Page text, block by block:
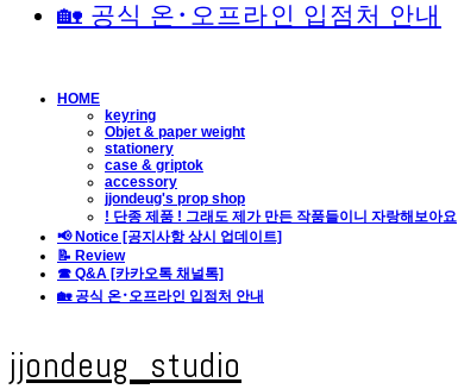
🏡 공식 온･오프라인 입점처 안내
HOME
keyring
Objet & paper weight
stationery
case & griptok
accessory
jjondeug's prop shop
! 단종 제품 ! 그래도 제가 만든 작품들이니 자랑해보아요
📢 Notice [공지사항 상시 업데이트]
📝 Review
☎ Q&A [카카오톡 채널톡]
🏡 공식 온･오프라인 입점처 안내
jjondeug_studio